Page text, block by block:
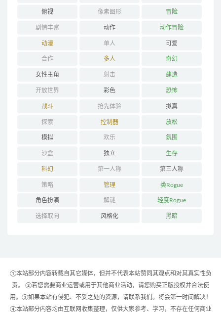
俯视 像素图形 冒险
剧情丰富 动作 动作冒险
动漫 单人 可爱
合作 多人 奇幻
女性主角 射击 建造
开放世界 彩色 恐怖
战斗 抢先体验 拟真
探索 控制器 放松
模拟 欢乐 氛围
沙盒 独立 生存
科幻 第一人称 第三人称
策略 管理 类Rogue
角色扮演 解谜 轻度Rogue
选择取向 风格化 黑暗
①本站部分内容转载自其它媒体，但并不代表本站赞同其观点和对其真实性负
责。 ②若您需要商业运营或用于其他商业活动，请您购买正版授权并合法使
用。③如果本站有侵犯、不妥之处的资源，请联系我们。将会第一时间解决！
④本站部分内容均由互联网收集整理，仅供大家参考、学习，不存在任何商业